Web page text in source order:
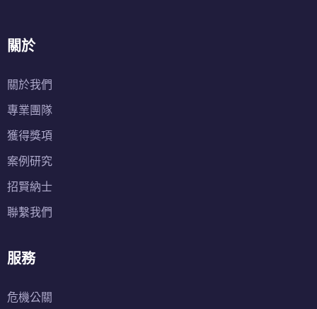
關於
關於我們
專業團隊
獲得獎項
案例研究
招賢納士
聯繫我們
服務
危機公關